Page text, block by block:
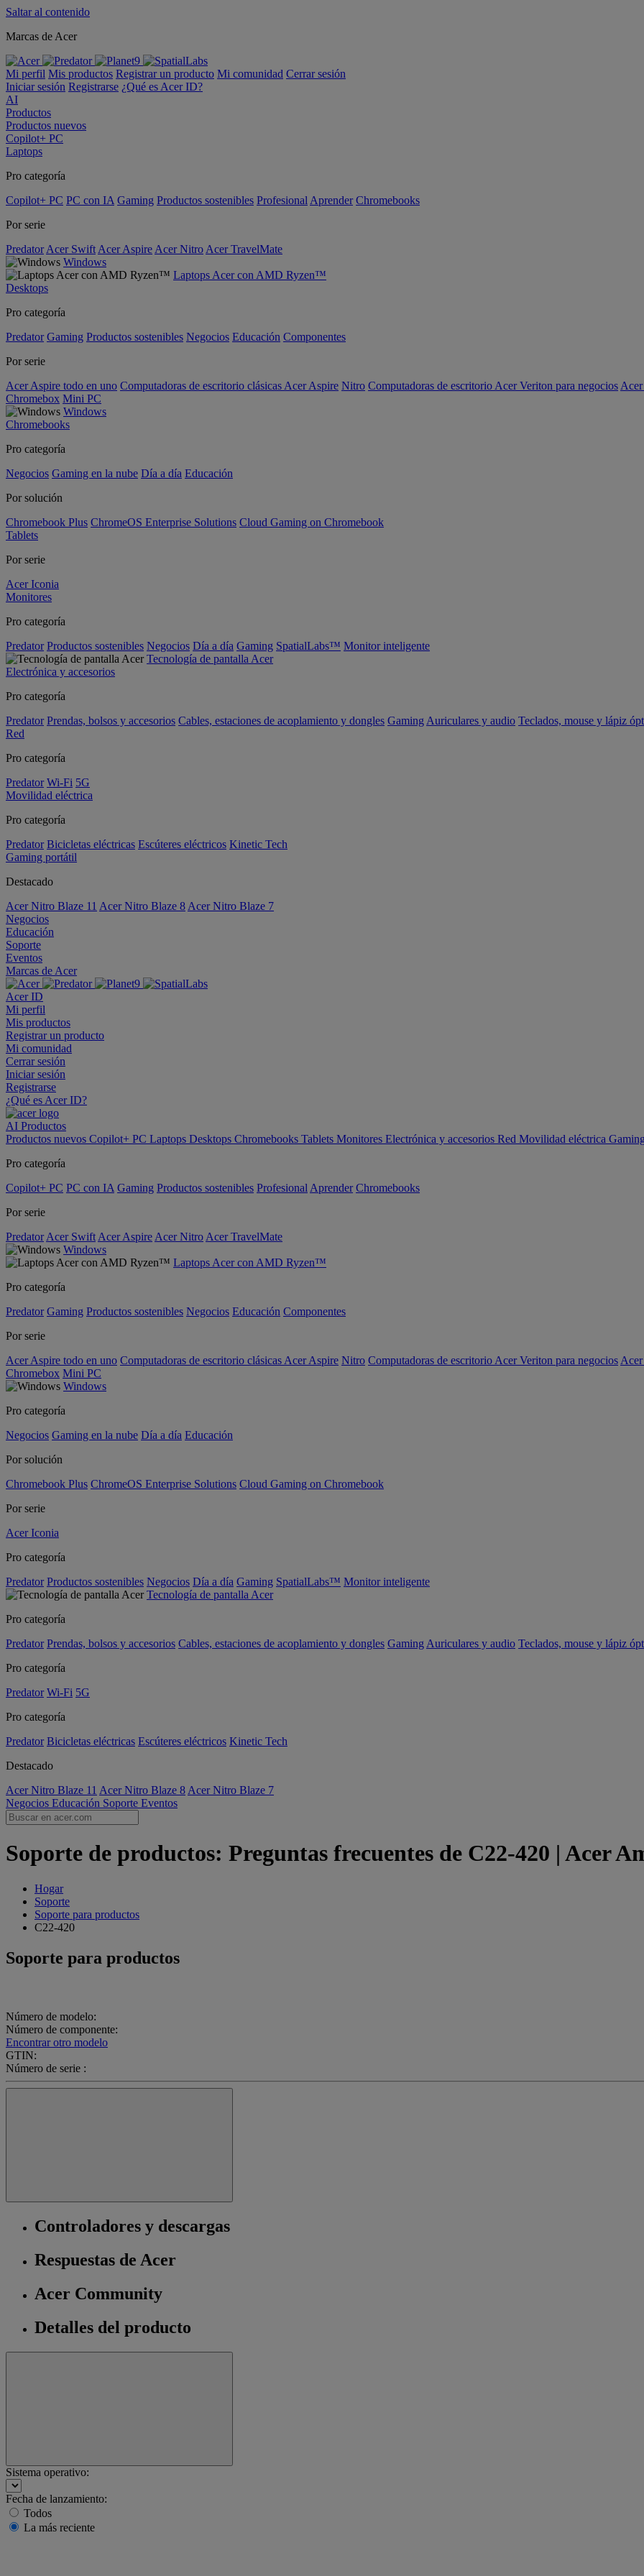
Saltar al contenido
Marcas de Acer
Mi perfil Mis productos Registrar un producto Mi comunidad Cerrar sesión
Iniciar sesión Registrarse ¿Qué es Acer ID?
AI
Productos
Productos nuevos
Copilot+ PC
Laptops
Pro categoría
Copilot+ PC PC con IA Gaming Productos sostenibles Profesional Aprender Chromebooks
Por serie
Predator Acer Swift Acer Aspire Acer Nitro Acer TravelMate
Windows
Laptops Acer con AMD Ryzen™
Desktops
Pro categoría
Predator Gaming Productos sostenibles Negocios Educación Componentes
Por serie
Acer Aspire todo en uno Computadoras de escritorio clásicas Acer Aspire Nitro Computadoras de escritorio Acer Veriton para negocios
Chromebox Mini PC
Windows
Chromebooks
Pro categoría
Negocios Gaming en la nube Día a día Educación
Por solución
Chromebook Plus ChromeOS Enterprise Solutions Cloud Gaming on Chromebook
Tablets
Por serie
Acer Iconia
Monitores
Pro categoría
Predator Productos sostenibles Negocios Día a día Gaming SpatialLabs™ Monitor inteligente
Tecnología de pantalla Acer
Electrónica y accesorios
Pro categoría
Predator Prendas, bolsos y accesorios Cables, estaciones de acoplamiento y dongles Gaming Auriculares y audio Teclados, mouse y lápiz
Red
Pro categoría
Predator Wi-Fi 5G
Movilidad eléctrica
Pro categoría
Predator Bicicletas eléctricas Escúteres eléctricos Kinetic Tech
Gaming portátil
Destacado
Acer Nitro Blaze 11 Acer Nitro Blaze 8 Acer Nitro Blaze 7
Negocios
Educación
Soporte
Eventos
Marcas de Acer
Acer ID
Mi perfil
Mis productos
Registrar un producto
Mi comunidad
Cerrar sesión
Iniciar sesión
Registrarse
¿Qué es Acer ID?
AI Productos
Productos nuevos Copilot+ PC Laptops Desktops Chromebooks Tablets Monitores Electrónica y accesorios Red Movilidad eléctrica
Pro categoría
Copilot+ PC PC con IA Gaming Productos sostenibles Profesional Aprender Chromebooks
Por serie
Predator Acer Swift Acer Aspire Acer Nitro Acer TravelMate
Windows
Laptops Acer con AMD Ryzen™
Pro categoría
Predator Gaming Productos sostenibles Negocios Educación Componentes
Por serie
Acer Aspire todo en uno Computadoras de escritorio clásicas Acer Aspire Nitro Computadoras de escritorio Acer Veriton para negocios
Chromebox Mini PC
Windows
Pro categoría
Negocios Gaming en la nube Día a día Educación
Por solución
Chromebook Plus ChromeOS Enterprise Solutions Cloud Gaming on Chromebook
Por serie
Acer Iconia
Pro categoría
Predator Productos sostenibles Negocios Día a día Gaming SpatialLabs™ Monitor inteligente
Tecnología de pantalla Acer
Pro categoría
Predator Prendas, bolsos y accesorios Cables, estaciones de acoplamiento y dongles Gaming Auriculares y audio Teclados, mouse y lápiz
Pro categoría
Predator Wi-Fi 5G
Pro categoría
Predator Bicicletas eléctricas Escúteres eléctricos Kinetic Tech
Destacado
Acer Nitro Blaze 11 Acer Nitro Blaze 8 Acer Nitro Blaze 7
Negocios Educación Soporte Eventos
Soporte de productos: Preguntas frecuentes de C22-420 | Acer
Hogar
Soporte
Soporte para productos
C22-420
Soporte para productos
Número de modelo:
Número de componente:
Encontrar otro modelo
GTIN:
Número de serie :
Controladores y descargas
Respuestas de Acer
Acer Community
Detalles del producto
Sistema operativo:
Fecha de lanzamiento:
Todos
La más reciente